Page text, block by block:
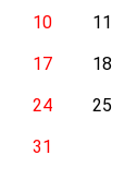
10
11
17
18
24
25
31